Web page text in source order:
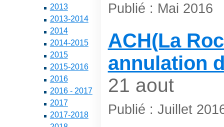
2013
2013-2014
2014
2014-2015
2015
2015-2016
2016
2016 - 2017
2017
2017-2018
Publié : Mai 2016
ACH(La
annulation
21 aout
Publié : Juillet